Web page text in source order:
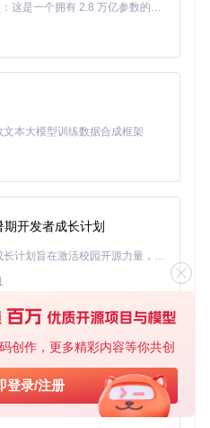
创作，更多精彩内容等你共创
登录/注册
下载源代码
we/wechatDataBackup
Kimi K3 是Kimi能力最强的模型：这是一个拥有 2.8 万亿参数的混合专家（MoE）模型，具备原生视觉理解能力，并支持 100 万 token 的上下文窗口。
本大模型训练数据合成框架
开发者成长计划
「源启盛夏」暑期校园开发者成长计划旨在激活校园开源力量，通过积分激励、认证扶持、资源倾斜等形式，引导高校组织和开发者完成「入驻 — 建项目 — 做贡献 — 获认证 — 得资源」的完整闭环。无论你是想带领社团入驻平台的组织者，还是希望用代码贡献证明自己的开发者，都能在这里找到属于你的成长路径。
基于Python的Xiaozhi AI，适用于想要完整Xiaozhi体验而无需拥有专用硬件的用户。